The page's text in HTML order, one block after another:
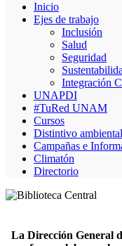
Inicio
Ejes de trabajo
Inclusión
Salud
Seguridad
Integración
UNAPDI
#TuRed UNAM
Cursos
Distintivo
Campañas e
Climatón
Directorio
La Dirección General